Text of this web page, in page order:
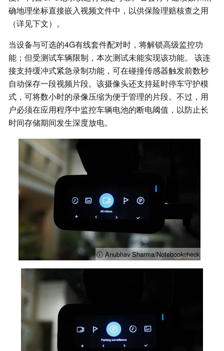
确地理坐标直接嵌入视频文件中，以供保险理赔核查之用
（详见下文）。
当设备与可选的4G有线套件配对时，将解锁高级监控功
能；但受测试车辆限制，本次测试未能实现该功能。 该连
接支持缓冲式紧急录制功能，可在碰撞传感器触发前数秒
自动保存一段视频片段。该摄像头还支持延时停车守护模
式，可将数小时的录像压缩为便于管理的片段。不过，用
户必须在应用程序中监控车辆电池的断电阈值，以防止长
时间存储期间发生深度放电。
ⓘ Anubhav Sharma/Notebookcheck